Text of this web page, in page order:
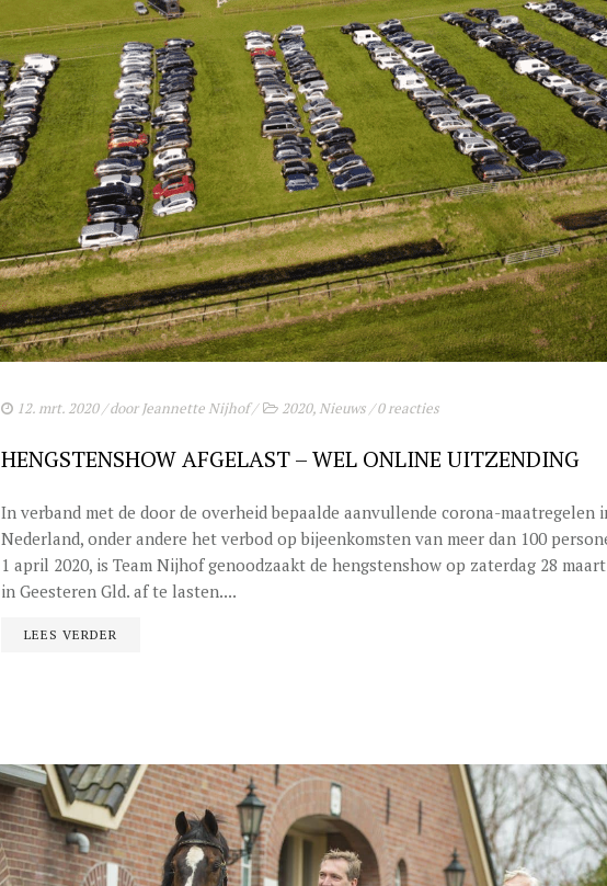
12. mrt. 2020/ doorJeannette Nijhof/ 2020, Nieuws/0 reacties
HENGSTENSHOW AFGELAST – WEL ONLINE UITZENDING
In verband met de door de overheid bepaalde aanvullende corona-maatregelen
Nederland, onder andere het verbod op bijeenkomsten van meer dan 100
1 april 2020, is Team Nijhof genoodzaakt de hengstenshow op zaterdag 28
in Geesteren Gld. af te lasten....
LEES VERDER